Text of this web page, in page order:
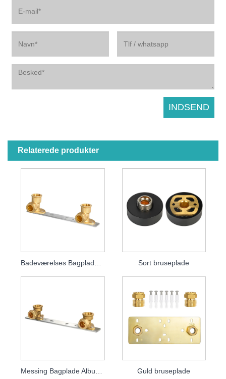
Relaterede produkter
Sort bruseplade
Messing Bagplade Albueplade Guld bruseplade